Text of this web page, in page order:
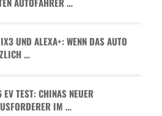
UND ALEXA+: WENN DAS AUTO
…
EV TEST: CHINAS NEUER
IM …